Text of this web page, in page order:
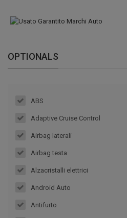
OPTIONALS
ABS
Adaptive Cruise Control
Airbag laterali
Airbag testa
Alzacristalli elettrici
Android Auto
Antifurto